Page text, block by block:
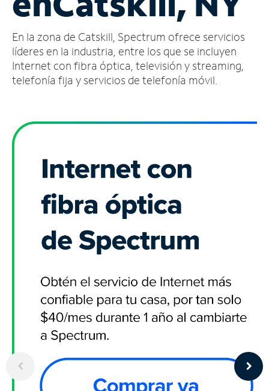
cuenta
Encuentra
una
tienda
En la zona de Catskill, Spectrum ofrece servicios
líderes en la industria, entre los que se incluyen
Internet con fibra óptica, televisión y streaming,
telefonía fija y servicios de telefonía móvil.